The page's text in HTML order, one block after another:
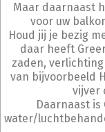
Maar daarnaast
voor uw
Houd jij je bezig
daar heeft
zaden,
van bijvoorbeeld
vijver
Daarnaast
water/